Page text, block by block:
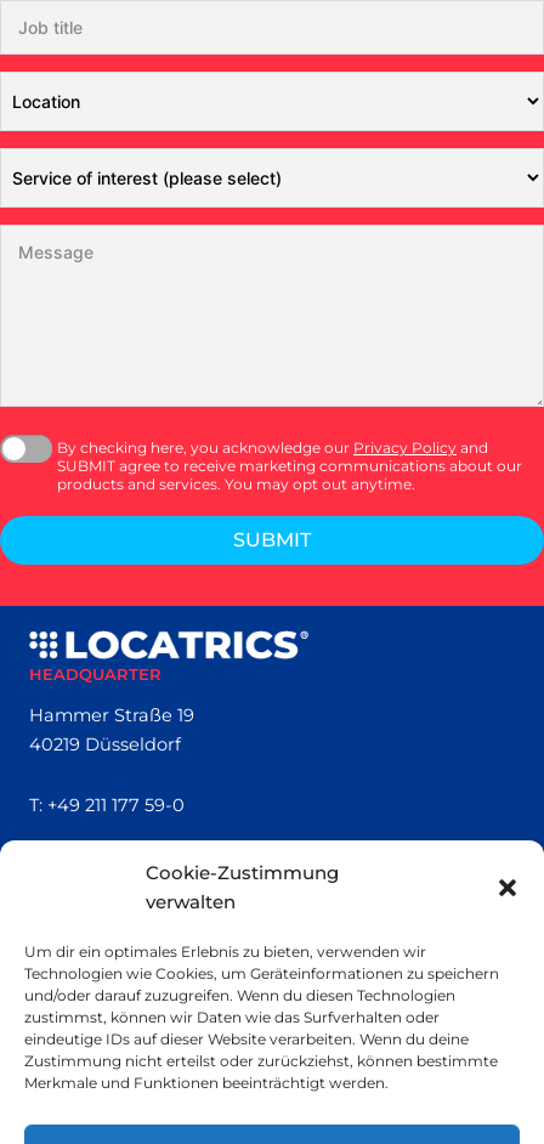
Cookie-Zustimmung
verwalten
Um dir ein optimales Erlebnis zu bieten, verwenden wir
Technologien wie Cookies, um Geräteinformationen zu speichern
und/oder darauf zuzugreifen. Wenn du diesen Technologien
zustimmst, können wir Daten wie das Surfverhalten oder
eindeutige IDs auf dieser Website verarbeiten. Wenn du deine
Zustimmung nicht erteilst oder zurückziehst, können bestimmte
Merkmale und Funktionen beeinträchtigt werden.
By checking here, you acknowledge our Privacy Policy and
SUBMIT agree to receive marketing communications about our
products and services. You may opt out anytime.
SUBMIT
HEADQUARTER
Hammer Straße 19
40219 Düsseldorf
T: +49 211 177 59-0
Kontakt
Impressum
SMALL PRINT
Datenschutzerklärung
Nachhaltigkeit